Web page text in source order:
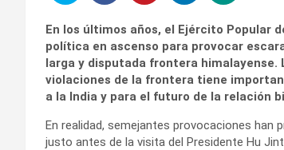
En los últimos años, el Ejército Popular
política en ascenso para provocar
larga y disputada frontera
violaciones de la frontera tiene
a la India y para el futuro de la relación
En realidad, semejantes provocaciones han
justo antes de la visita del Presidente Hu